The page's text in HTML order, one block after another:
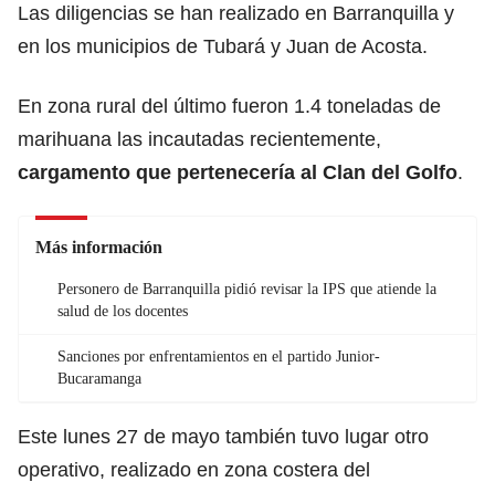
Las diligencias se han realizado en Barranquilla y
en los municipios de Tubará y Juan de Acosta.
En zona rural del último fueron 1.4 toneladas de
marihuana las incautadas recientemente,
cargamento que pertenecería al Clan del Golfo.
Más información
Personero de Barranquilla pidió revisar la IPS que atiende la
salud de los docentes
Sanciones por enfrentamientos en el partido Junior-
Bucaramanga
Este lunes 27 de mayo también tuvo lugar otro
operativo, realizado en zona costera del